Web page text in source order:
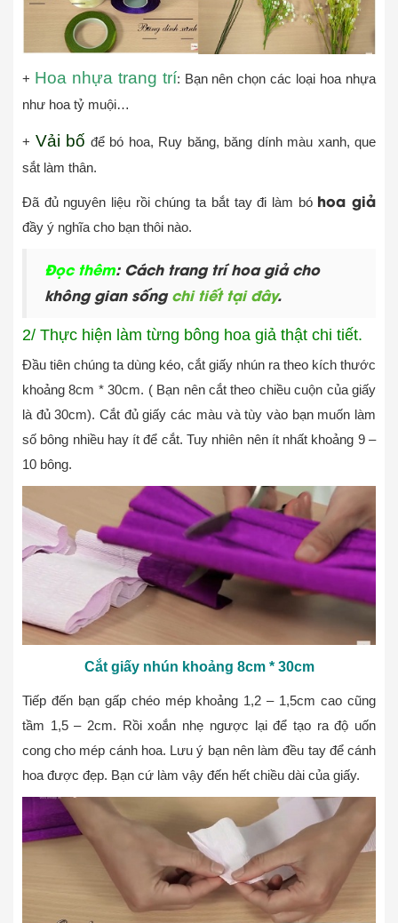
+ Hoa nhựa trang trí: Bạn nên chọn các loại hoa nhựa
như hoa tỷ muội…
+ Vải bố để bó hoa, Ruy băng, băng dính màu xanh, que
sắt làm thân.
Đã đủ nguyên liệu rồi chúng ta bắt tay đi làm bó hoa giả
đầy ý nghĩa cho bạn thôi nào.
Đọc thêm: Cách trang trí hoa giả cho
không gian sốngchi tiết tại đây.
2/ Thực hiện làm từng bông hoa giả thật chi tiết.
Đầu tiên chúng ta dùng kéo, cắt giấy nhún ra theo kích thước
khoảng 8cm * 30cm. ( Bạn nên cắt theo chiều cuộn của giấy
là đủ 30cm). Cắt đủ giấy các màu và tùy vào bạn muốn làm
số bông nhiều hay ít để cắt. Tuy nhiên nên ít nhất khoảng 9 –
10 bông.
Cắt giấy nhún khoảng 8cm * 30cm
Tiếp đến bạn gấp chéo mép khoảng 1,2 – 1,5cm cao cũng
tầm 1,5 – 2cm. Rồi xoắn nhẹ ngược lại để tạo ra độ uốn
cong cho mép cánh hoa. Lưu ý bạn nên làm đều tay để cánh
hoa được đẹp. Bạn cứ làm vậy đến hết chiều dài của giấy.